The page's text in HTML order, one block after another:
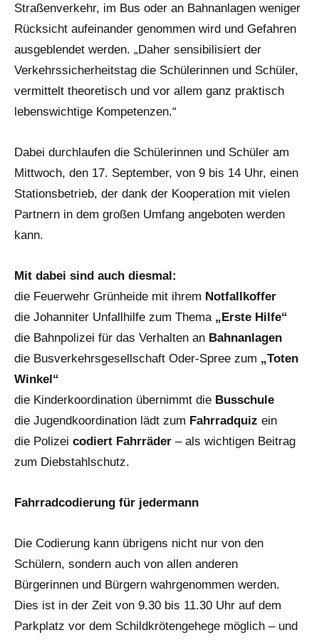
Straßenverkehr, im Bus oder an Bahnanlagen weniger
Rücksicht aufeinander genommen wird und Gefahren
ausgeblendet werden. „Daher sensibilisiert der
Verkehrssicherheitstag die Schülerinnen und Schüler,
vermittelt theoretisch und vor allem ganz praktisch
lebenswichtige Kompetenzen.“
Dabei durchlaufen die Schülerinnen und Schüler am
Mittwoch, den 17. September, von 9 bis 14 Uhr, einen
Stationsbetrieb, der dank der Kooperation mit vielen
Partnern in dem großen Umfang angeboten werden
kann.
Mit dabei sind auch diesmal:
die Feuerwehr Grünheide mit ihrem Notfallkoffer
die Johanniter Unfallhilfe zum Thema „Erste Hilfe“
die Bahnpolizei für das Verhalten an Bahnanlagen
die Busverkehrsgesellschaft Oder-Spree zum „Toten
Winkel“
die Kinderkoordination übernimmt die Busschule
die Jugendkoordination lädt zum Fahrradquiz ein
die Polizei codiert Fahrräder – als wichtigen Beitrag
zum Diebstahlschutz.
Fahrradcodierung für jedermann
Die Codierung kann übrigens nicht nur von den
Schülern, sondern auch von allen anderen
Bürgerinnen und Bürgern wahrgenommen werden.
Dies ist in der Zeit von 9.30 bis 11.30 Uhr auf dem
Parkplatz vor dem Schildkrötengehege möglich – und